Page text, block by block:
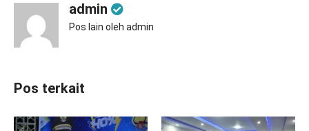
admin
Pos lain oleh admin
Pos terkait